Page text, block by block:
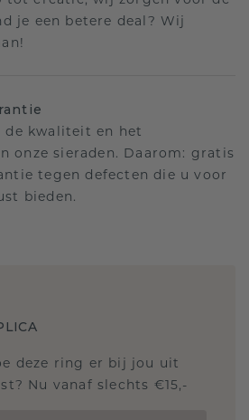
je een betere deal? Wij
de kwaliteit en het
onze sieraden. Daarom: gratis
tegen defecten die u voor
bieden.
deze ring er bij jou uit
Nu vanaf slechts €15,-